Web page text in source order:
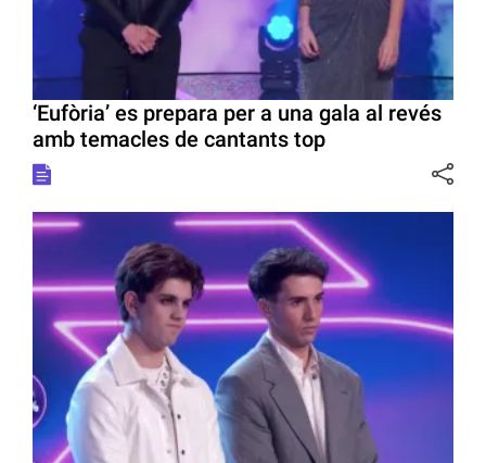
‘Eufòria’ es prepara per a una gala al revés
amb temacles de cantants top